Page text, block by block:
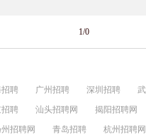
1/0
招聘 广州招聘 深圳招聘
聘 汕头招聘网 揭阳招聘网
招聘网 青岛招聘 杭州招聘网